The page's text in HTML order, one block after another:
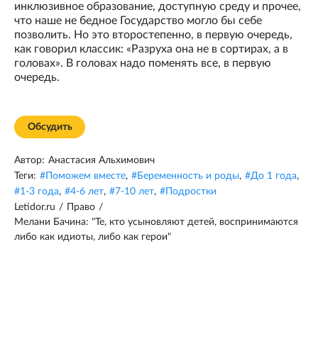
инклюзивное образование, доступную среду и прочее,
что наше не бедное Государство могло бы себе
позволить. Но это второстепенно, в первую очередь,
как говорил классик: «Разруха она не в сортирах, а в
головах». В головах надо поменять все, в первую
очередь.
Обсудить
Автор: Анастасия Альхимович
Теги: # Поможем вместе, #Беременность и роды, #До 1 года,
#1-3 года, #4-6 лет, #7-10 лет, # Подростки
Letidor.ru / Право /
Мелани Бачина: "Те, кто усыновляют детей, воспринимаются
либо как идиоты, либо как герои"